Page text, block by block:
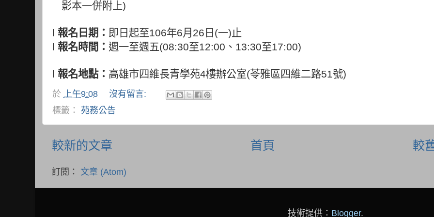
影本一併附上)
l 報名日期： 即日起至106年6月 26 日 (一) 止
l 報名時間： 週一至週五(08:30至12:00 、 13:30至17:00)
l 報名地點： 高雄市四維長青學苑4樓辦公室(苓雅區四維二路51號)
於 上午9:08
沒有留言:
標籤： 苑務公告
較新的文章 較
首頁
訂閱： 文章 (Atom)
技術提供： Blogger.